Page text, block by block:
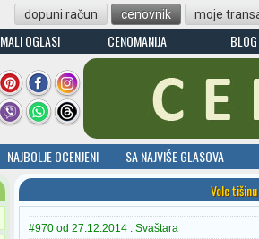
dopuni račun cenovnik moje
MALI OGLASI CENOMANIJA BLOG
NAJBOLJE OCENJENI
SA NAJVIŠE GLASOVA
Vole tišinu
#970 od 27.12.2014 : Svaštara